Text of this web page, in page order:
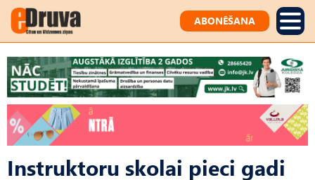
ABONĒŠANA
Instruktoru skolai pieci gadi